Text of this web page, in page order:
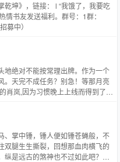
坤》，链接： l “我饿了，我要吃
情书友发送福利。群号：1群：
募中）
地绝对不能按常理出牌。作为一个
。天完不成任务？别急！等那月亮
岚,因为习惯晚上上线而得到了就
个又一个对手的尊重。 他是暗夜
人都不住的战
、掌中锤，锤人便如锤苍蝇般，不
双腿生生撕裂，回想那血肉横飞的
是远古的煞神也不过如此吧？